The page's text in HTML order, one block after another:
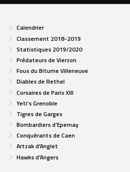
Calendrier
Classement 2018-2019
Statistiques 2019/2020
Prédateurs de Vierzon
Fous du Bitume Villeneuve
Diables de Rethel
Corsaires de Paris XIII
Yeti’s Grenoble
Tigres de Garges
Bombardiers d’Epernay
Conquérants de Caen
Artzak d’Anglet
Hawks d’Angers